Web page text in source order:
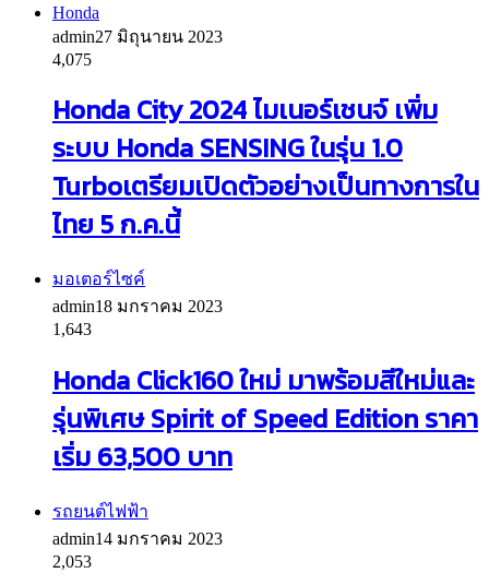
Honda
admin27 มิถุนายน 2023
4,075
Honda City 2024 ไมเนอร์เชนจ์ เพิ่ม
ระบบ Honda SENSING ในรุ่น 1.0
Turboเตรียมเปิดตัวอย่างเป็นทางการใน
ไทย 5 ก.ค.นี้
มอเตอร์ไซค์
admin18 มกราคม 2023
1,643
Honda Click160 ใหม่ มาพร้อมสีใหม่และ
รุ่นพิเศษ Spirit of Speed Edition ราคา
เริ่ม 63,500 บาท
รถยนต์ไฟฟ้า
admin14 มกราคม 2023
2,053